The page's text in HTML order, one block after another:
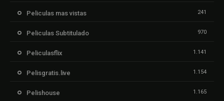
Peliculas mas vistas 241
Peliculas Subtitulado 970
Peliculasflix 1.141
Pelisgratis.live 1.154
Pelishouse 1.165